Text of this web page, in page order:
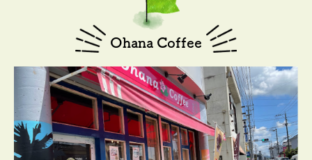
Ohana Coffee